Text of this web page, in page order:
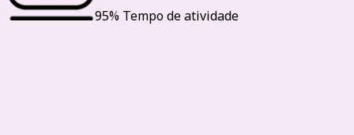
95% Tempo de atividade